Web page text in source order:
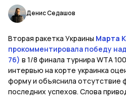
Денис Седашов
Вторая ракетка Украины Марта
прокомментировала победу над
76) в 1/8 финала турнира WTA
интервью на корте украинка
форму и объяснила отсутствие
последних успехов. Слова